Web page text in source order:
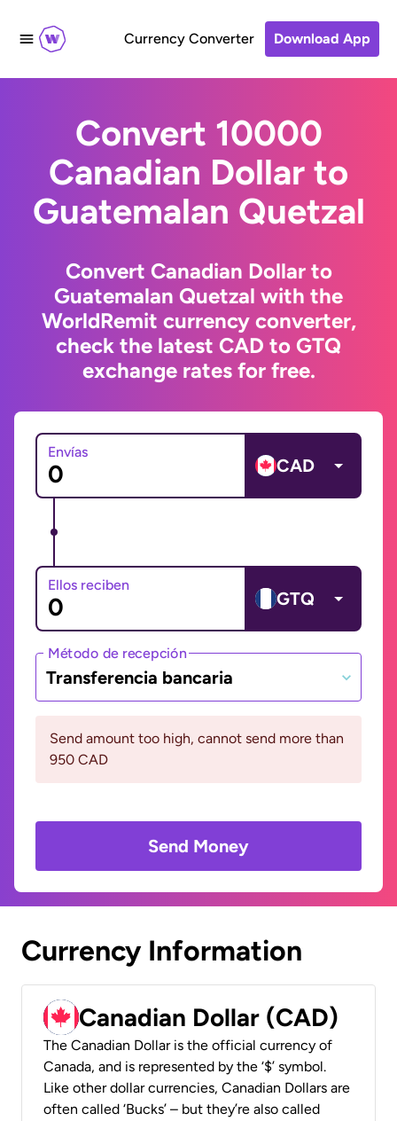
Currency Converter Download App
Convert 10000
Canadian Dollar to
Guatemalan Quetzal
Convert Canadian Dollar to
Guatemalan Quetzal with the
WorldRemit currency converter,
check the latest CAD to GTQ
exchange rates for free.
Envías
CAD
Ellos reciben
GTQ
Método de recepción
Transferencia bancaria
Send amount too high, cannot send more than
950 CAD
Send Money
Currency Information
Canadian Dollar (CAD)
The Canadian Dollar is the official currency of
Canada, and is represented by the ‘$’ symbol.
Like other dollar currencies, Canadian Dollars are
often called ‘Bucks’ – but they’re also called